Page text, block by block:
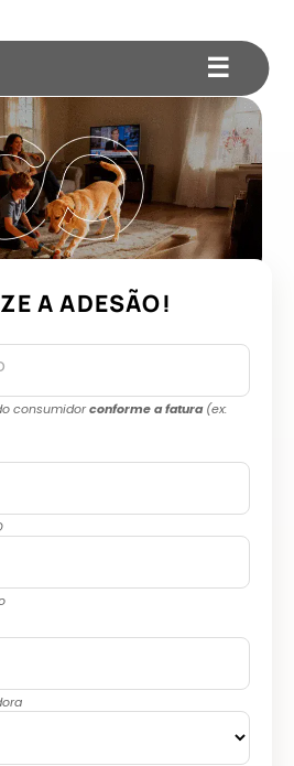
☰
A ADESÃO!
consumidorconforme a fatura(ex: